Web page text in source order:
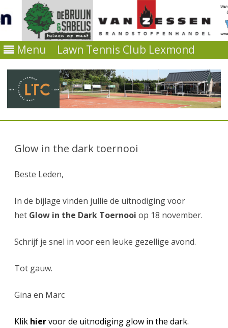
Menu Lawn Tennis Club Lexmond
de
Glow in the dark toernooi
Beste Leden,
In de bijlage vinden jullie de uitnodiging voor
het Glow in the Dark Toernooi op 18 november.
Schrijf je snel in voor een leuke gezellige avond.
Tot gauw.
Gina en Marc
Klik hiervoor de uitnodiging glow in the dark.